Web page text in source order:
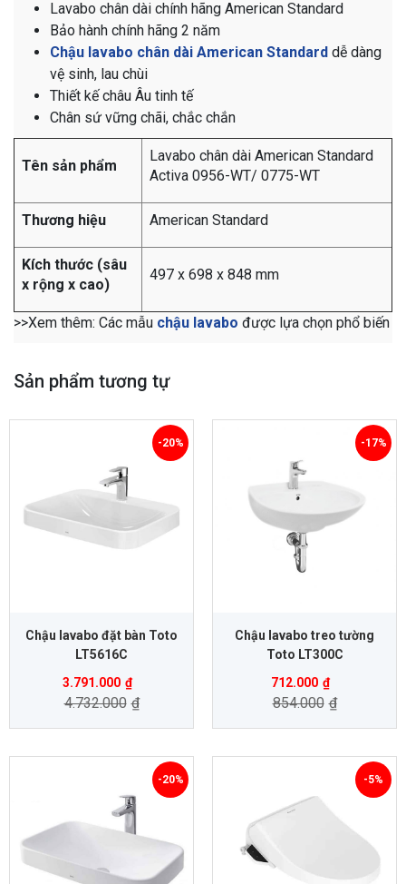
Lavabo chân dài chính hãng American Standard
Bảo hành chính hãng 2 năm
Chậu lavabo chân dài American Standard dễ dàng
vệ sinh, lau chùi
Thiết kế châu Âu tinh tế
Chân sứ vững chãi, chắc chắn
Tên sản phẩm
Lavabo chân dài American Standard
Activa 0956-WT/ 0775-WT
Thương hiệu American Standard
Kích thước (sâu
x rộng x cao)
497 x 698 x 848 mm
>>Xem thêm: Các mẫu chậu lavabo được lựa chọn phổ biến
Sản phẩm tương tự
Chậu lavabo đặt bàn Toto
LT5616C
3.791.000 ₫
4.732.000 ₫
-20%
Chậu lavabo treo tường
Toto LT300C
712.000 ₫
854.000 ₫
-17%
-20% -5%